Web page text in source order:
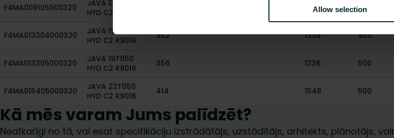
Allow selection
F4MA009105000320
JAVA 13T050
HYD C2 R9016
912 500
F4MA013304000320
JAVA 19T040
HYD C2 R9016
302 1336 400
F4MA013305000320
JAVA 19T050
HYD C2 R9016
356 1336 500
F4MA015405000320
JAVA 22T050
HYD C2 R9016
414 1548 500
Kā mēs varam Jums palīdzēt?
Neatkarīgi no tā, vai esat specifikāciju izstrādātājs, uzstādītājs, arhitekts, plānotājs,